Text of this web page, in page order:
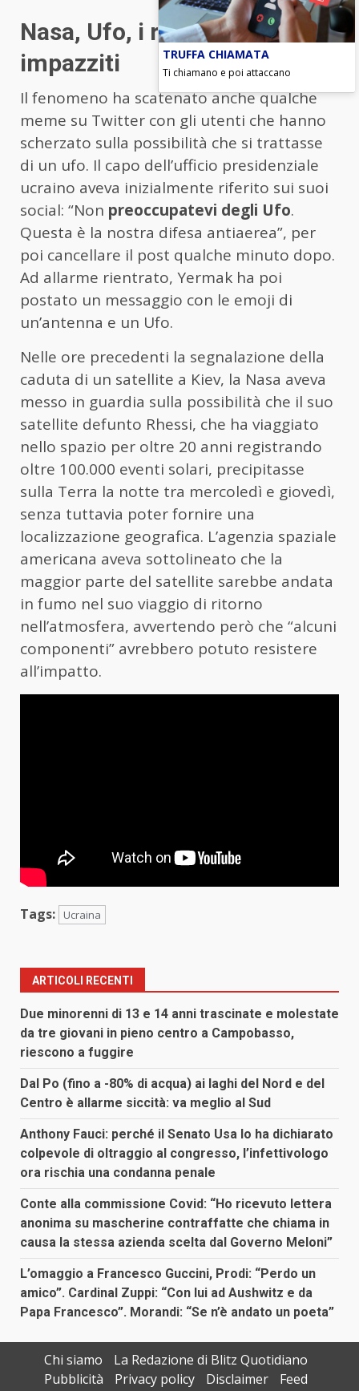
Nasa, Ufo, i russi… social
impazziti
Il fenomeno ha scatenato anche qualche
meme su Twitter con gli utenti che hanno
scherzato sulla possibilità che si trattasse
di un ufo. Il capo dell’ufficio presidenziale
ucraino aveva inizialmente riferito sui suoi
social: “Non preoccupatevi degli Ufo.
Questa è la nostra difesa antiaerea”, per
poi cancellare il post qualche minuto dopo.
Ad allarme rientrato, Yermak ha poi
postato un messaggio con le emoji di
un’antenna e un Ufo.
Nelle ore precedenti la segnalazione della
caduta di un satellite a Kiev, la Nasa aveva
messo in guardia sulla possibilità che il suo
satellite defunto Rhessi, che ha viaggiato
nello spazio per oltre 20 anni registrando
oltre 100.000 eventi solari, precipitasse
sulla Terra la notte tra mercoledì e giovedì,
senza tuttavia poter fornire una
localizzazione geografica. L’agenzia spaziale
americana aveva sottolineato che la
maggior parte del satellite sarebbe andata
in fumo nel suo viaggio di ritorno
nell’atmosfera, avvertendo però che “alcuni
componenti” avrebbero potuto resistere
all’impatto.
Tags: Ucraina
ARTICOLI RECENTI
Due minorenni di 13 e 14 anni trascinate e molestate
da tre giovani in pieno centro a Campobasso,
riescono a fuggire
Dal Po (fino a -80% di acqua) ai laghi del Nord e del
Centro è allarme siccità: va meglio al Sud
Anthony Fauci: perché il Senato Usa lo ha dichiarato
colpevole di oltraggio al congresso, l’infettivologo
ora rischia una condanna penale
Conte alla commissione Covid: “Ho ricevuto lettera
anonima su mascherine contraffatte che chiama in
causa la stessa azienda scelta dal Governo Meloni”
L’omaggio a Francesco Guccini, Prodi: “Perdo un
amico”. Cardinal Zuppi: “Con lui ad Aushwitz e da
Papa Francesco”. Morandi: “Se n’è andato un poeta”
Chi siamo
La Redazione di Blitz Quotidiano
Pubblicità
Privacy policy Disclaimer Feed
TRUFFA CHIAMATA
Ti chiamano e poi attaccano